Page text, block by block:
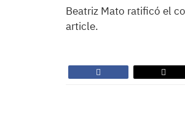
Beatriz Mato ratificó el
article.